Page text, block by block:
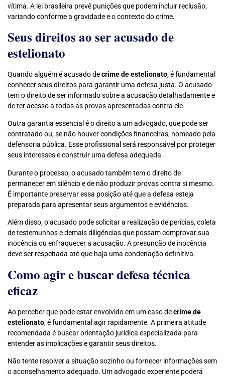
vítima. A lei brasileira prevê punições que podem incluir reclusão,
variando conforme a gravidade e o contexto do crime.
Seus direitos ao ser acusado de
estelionato
Quando alguém é acusado decrime de estelionato, é fundamental
conhecer seus direitos para garantir uma defesa justa. O acusado
tem o direito de ser informado sobre a acusação detalhadamente e
de ter acesso a todas as provas apresentadas contra ele.
Outra garantia essencial é o direito a um advogado, que pode ser
contratado ou, se não houver condições financeiras, nomeado pela
defensoria pública. Esse profissional será responsável por proteger
seus interesses e construir uma defesa adequada.
Durante o processo, o acusado também tem o direito de
permanecer em silêncio e de não produzir provas contra si mesmo.
É importante preservar essa posição até que a defesa esteja
preparada para apresentar seus argumentos e evidências.
Além disso, o acusado pode solicitar a realização de perícias, coleta
de testemunhos e demais diligências que possam comprovar sua
inocência ou enfraquecer a acusação. A presunção de inocência
deve ser respeitada até que haja uma condenação definitiva.
Como agir e buscar defesa técnica
eficaz
Ao perceber que pode estar envolvido em um caso decrime de
estelionato, é fundamental agir rapidamente. A primeira atitude
recomendada é buscar orientação jurídica especializada para
entender as implicações e garantir seus direitos.
Não tente resolver a situação sozinho ou fornecer informações sem
o aconselhamento adequado. Um advogado experiente poderá